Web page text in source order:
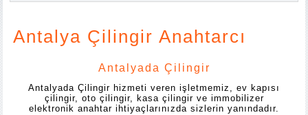
Antalya Çilingir Anahtarcı
Antalyada Çilingir
Antalyada Çilingir hizmeti veren işletmemiz, ev kapısı
çilingir, oto çilingir, kasa çilingir ve immobilizer
elektronik anahtar ihtiyaçlarınızda sizlerin yanındadır.